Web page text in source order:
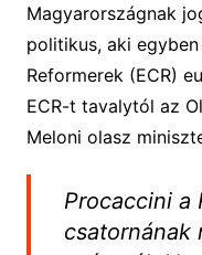
Magyarországnak
politikus, aki
Reformerek (ECR)
ECR-t tavalytól az
Meloni olasz
Procaccini a
csatornának